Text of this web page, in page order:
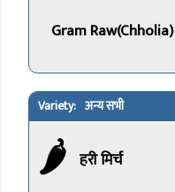
Gram Raw(Chholia)
अन्य सभी
🌶️ हरी मिर्च